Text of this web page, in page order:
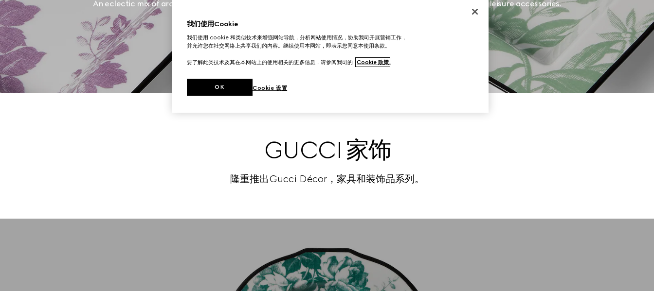
An eclectic mix of archival symbols and contemporary House codes define a selection of décor pieces and leisure accessories.
GUCCI 家饰
隆重推出Gucci Décor，家具和装饰品系列。
我们使用Cookie
我们使用 cookie 和类似技术来增强网站导航，分析网站使用情况，协助我司开展营销工作，
并允许您在社交网络上共享我们的内容。继续使用本网站，即表示您同意本使用条款。
要了解此类技术及其在本网站上的使用相关的更多信息，请参阅我司的 Cookie 政策。
Cookie 设置
OK